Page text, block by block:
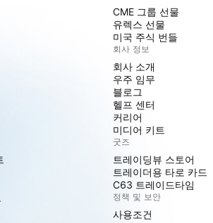
CME 그룹 선물
유렉스 선물
미국 주식 번들
회사 정보
회사 소개
우주 임무
블로그
헬프 센터
커리어
미디어 키트
굿즈
트레이딩뷰 스토어
트레이더용 타로 카드
C63 트레이드타임
정책 및 보안
사용조건